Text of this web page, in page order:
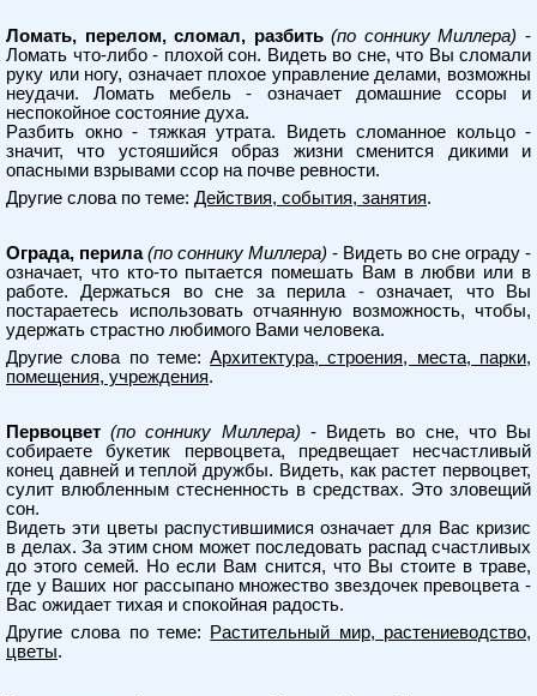
Ломать, перелом, сломал, разбить (по соннику Миллера) -
Ломать что-либо - плохой сон. Видеть во сне, что Вы сломали
руку или ногу, означает плохое управление делами, возможны
неудачи. Ломать мебель - означает домашние ссоры и
неспокойное состояние духа.
Разбить окно - тяжкая утрата. Видеть сломанное кольцо -
значит, что устояшийся образ жизни сменится дикими и
опасными взрывами ссор на почве ревности.
Другие слова по теме: Действия, события, занятия.
Ограда, перила (по соннику Миллера) - Видеть во сне ограду -
означает, что кто-то пытается помешать Вам в любви или в
работе. Держаться во сне за перила - означает, что Вы
постараетесь использовать отчаянную возможность, чтобы,
удержать страстно любимого Вами человека.
Другие слова по теме:Архитектура, строения, места, парки,
помещения, учреждения.
Первоцвет (по соннику Миллера) - Видеть во сне, что Вы
собираете букетик первоцвета, предвещает несчастливый
конец давней и теплой дружбы. Видеть, как растет первоцвет,
сулит влюбленным стесненность в средствах. Это зловещий
сон.
Видеть эти цветы распустившимися означает для Вас кризис
в делах. За этим сном может последовать распад счастливых
до этого семей. Но если Вам снится, что Вы стоите в траве,
где у Ваших ног рассыпано множество звездочек превоцвета -
Вас ожидает тихая и спокойная радость.
Другие слова по теме:
Растительный мир, растениеводство,
цветы.